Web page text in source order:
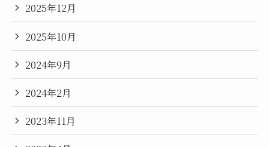
2025年12月
2025年10月
2024年9月
2024年2月
2023年11月